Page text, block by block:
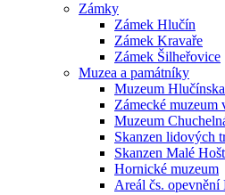
Zámky
Zámek Hlučín
Zámek Kravaře
Zámek Šilheřovice
Muzea a památníky
Muzeum Hlučínska
Zámecké muzeum
Muzeum
Skanzen lidových
Skanzen Malé
Hornické muzeum
Areál čs.